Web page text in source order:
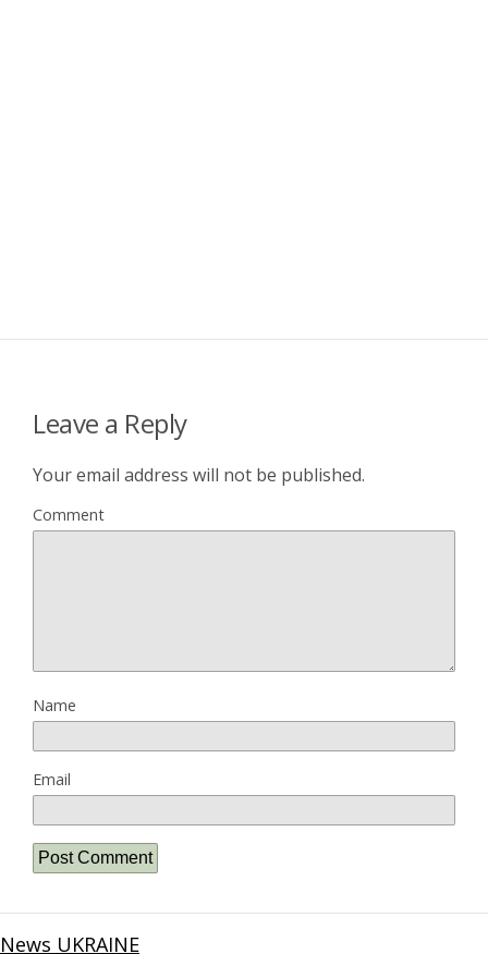
Leave a Reply
Your email address will not be published.
Comment
Name
Email
News UKRAINE